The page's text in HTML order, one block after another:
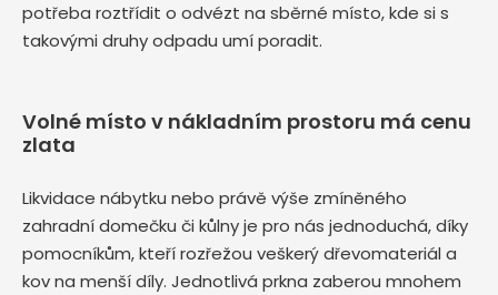
potřeba roztřídit o odvézt na sběrné místo, kde si s
takovými druhy odpadu umí poradit.
Volné místo v nákladním prostoru má cenu
zlata
Likvidace nábytku nebo právě výše zmíněného
zahradní domečku či kůlny je pro nás jednoduchá, díky
pomocníkům, kteří rozřežou veškerý dřevomateriál a
kov na menší díly. Jednotlivá prkna zaberou mnohem